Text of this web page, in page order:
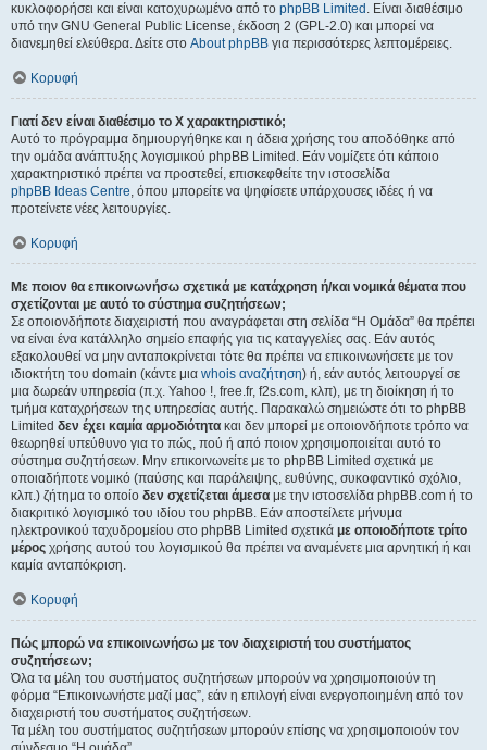
κυκλοφορήσει και είναι κατοχυρωμένο από το phpBB Limited . Είναι διαθέσιμο
υπό την GNU General Public License, έκδοση 2 (GPL-2.0) και μπορεί να
διανεμηθεί ελεύθερα. Δείτε στο About phpBB για περισσότερες λεπτομέρειες.
Κορυφή
Γιατί δεν είναι διαθέσιμο το Χ χαρακτηριστικό;
Αυτό το πρόγραμμα δημιουργήθηκε και η άδεια χρήσης του αποδόθηκε από
την ομάδα ανάπτυξης λογισμικού phpBB Limited. Εάν νομίζετε ότι κάποιο
χαρακτηριστικό πρέπει να προστεθεί, επισκεφθείτε την ιστοσελίδα
phpBB Ideas Centre, όπου μπορείτε να ψηφίσετε υπάρχουσες ιδέες ή να
προτείνετε νέες λειτουργίες.
Κορυφή
Με ποιον θα επικοινωνήσω σχετικά με κατάχρηση ή/και νομικά θέματα που
σχετίζονται με αυτό το σύστημα συζητήσεων;
Σε οποιονδήποτε διαχειριστή που αναγράφεται στη σελίδα “Η Ομάδα” θα πρέπει
να είναι ένα κατάλληλο σημείο επαφής για τις καταγγελίες σας. Εάν αυτός
εξακολουθεί να μην ανταποκρίνεται τότε θα πρέπει να επικοινωνήσετε με τον
ιδιοκτήτη του domain (κάντε μια whois αναζήτηση) ή, εάν αυτός λειτουργεί σε
μια δωρεάν υπηρεσία (π.χ. Yahoo !, free.fr, f2s.com, κλπ), με τη διοίκηση ή το
τμήμα καταχρήσεων της υπηρεσίας αυτής. Παρακαλώ σημειώστε ότι το phpBB
Limited δεν έχει καμία αρμοδιότητα και δεν μπορεί με οποιονδήποτε τρόπο να
θεωρηθεί υπεύθυνο για το πώς, πού ή από ποιον χρησιμοποιείται αυτό το
σύστημα συζητήσεων. Μην επικοινωνείτε με το phpBB Limited σχετικά με
οποιαδήποτε νομικό (παύσης και παράλειψης, ευθύνης, συκοφαντικό σχόλιο,
κλπ.) ζήτημα το οποίο δεν σχετίζεται άμεσα με την ιστοσελίδα phpBB.com ή το
διακριτικό λογισμικό του ιδίου του phpBB. Εάν αποστείλετε μήνυμα
ηλεκτρονικού ταχυδρομείου στο phpBB Limited σχετικά με οποιοδήποτε τρίτο
μέρος χρήσης αυτού του λογισμικού θα πρέπει να αναμένετε μια αρνητική ή και
καμία ανταπόκριση.
Κορυφή
Πώς μπορώ να επικοινωνήσω με τον διαχειριστή του συστήματος
συζητήσεων;
Όλα τα μέλη του συστήματος συζητήσεων μπορούν να χρησιμοποιούν τη
φόρμα “Επικοινωνήστε μαζί μας”, εάν η επιλογή είναι ενεργοποιημένη από τον
διαχειριστή του συστήματος συζητήσεων.
Τα μέλη του συστήματος συζητήσεων μπορούν επίσης να χρησιμοποιούν τον